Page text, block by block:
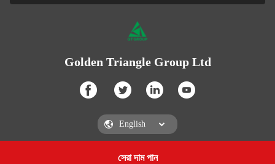
সেরা দাম পান
Golden Triangle Group Ltd
Golden Triangle Group LtdGet a Quote